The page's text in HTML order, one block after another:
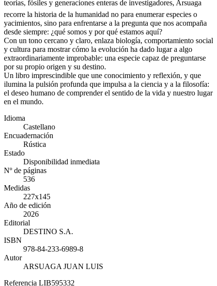
teorías, fósiles y generaciones enteras de investigadores, Arsuaga
recorre la historia de la humanidad no para enumerar especies o
yacimientos, sino para enfrentarse a la pregunta que nos acompaña
desde siempre: ¿qué somos y por qué estamos aquí?
Con un tono cercano y claro, enlaza biología, comportamiento social
y cultura para mostrar cómo la evolución ha dado lugar a algo
extraordinariamente improbable: una especie capaz de preguntarse
por su propio origen y su destino.
Un libro imprescindible que une conocimiento y reflexión, y que
ilumina la pulsión profunda que impulsa a la ciencia y a la filosofía:
el deseo humano de comprender el sentido de la vida y nuestro lugar
en el mundo.
Idioma
Castellano
Encuadernación
Rústica
Estado
Disponibilidad inmediata
Nº de páginas
536
Medidas
227x145
Año de edición
2026
Editorial
DESTINO S.A.
ISBN
978-84-233-6989-8
Autor
ARSUAGA JUAN LUIS
Referencia LIB595332